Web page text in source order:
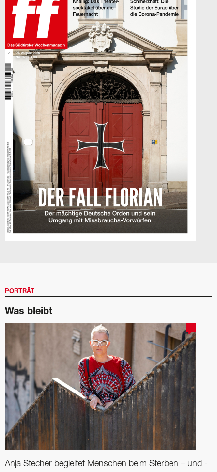
PORTRÄT
Was bleibt
Anja Stecher begleitet Menschen beim Sterben – und ­